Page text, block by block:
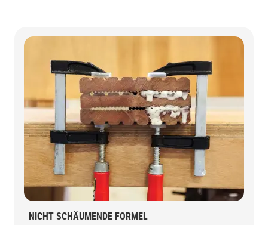
NICHT SCHÄUMENDE FORMEL